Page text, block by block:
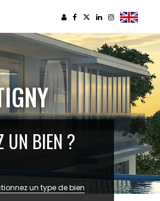
UN BIEN ?
un type de bien